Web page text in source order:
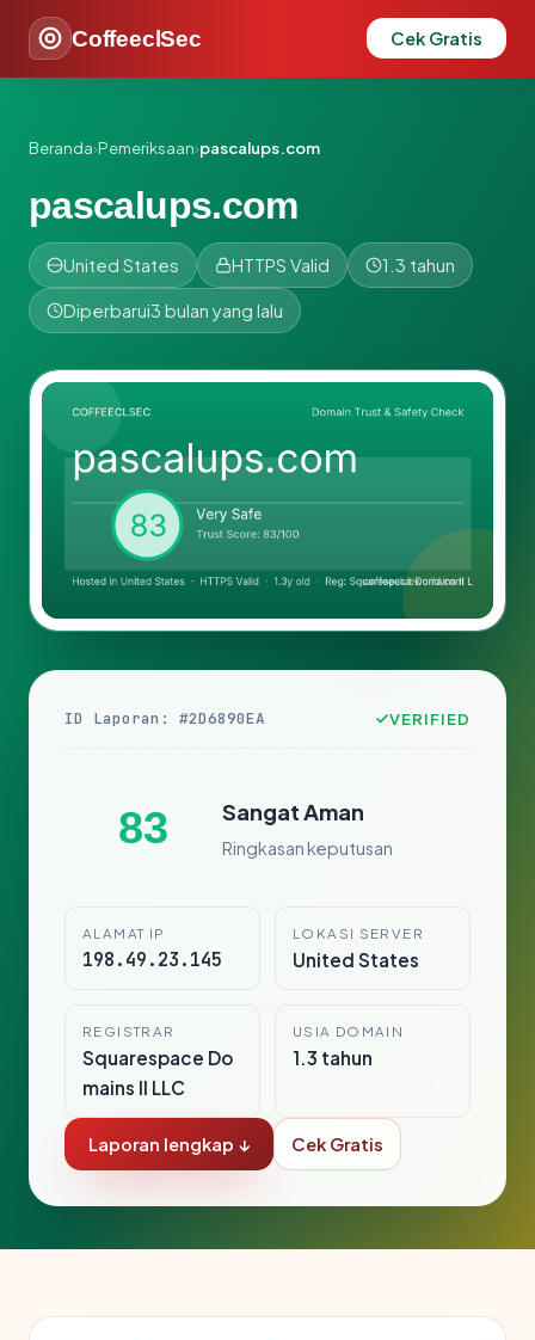
CoffeeclSec Cek Gratis
Beranda›Pemeriksaan›pascalups.com
pascalups.com
United States HTTPS Valid 1.3 tahun
Diperbarui3 bulan yang lalu
ID Laporan: #2D6890EA VERIFIED
83 Sangat Aman
Ringkasan keputusan
ALAMAT IP
198.49.23.145
LOKASI SERVER
United States
REGISTRAR
Squarespace Do
mains II LLC
USIA DOMAIN
1.3 tahun
Laporan lengkap ↓ Cek Gratis